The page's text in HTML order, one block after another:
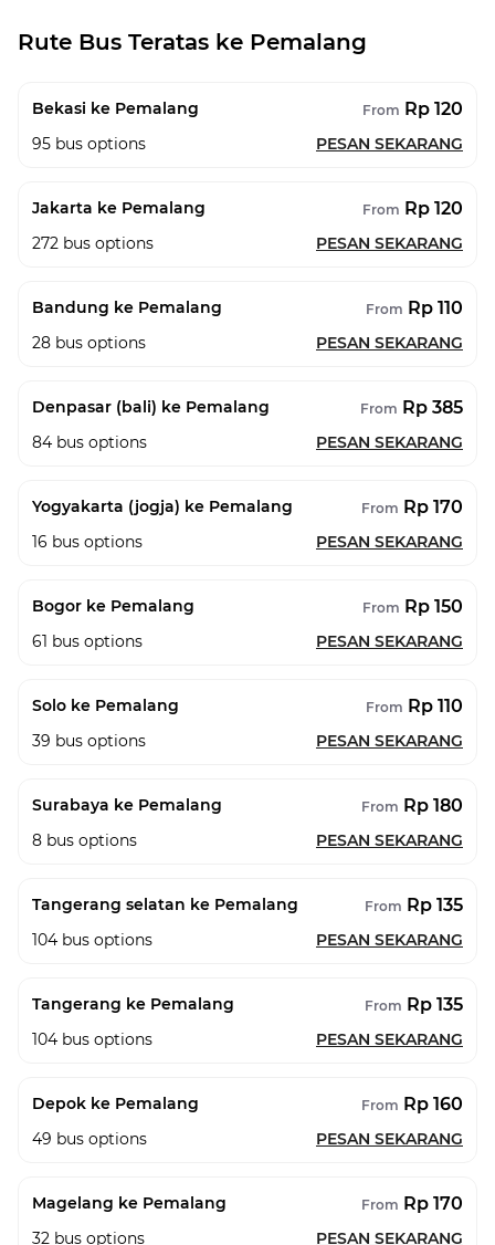
Rute Bus Teratas ke Pemalang
Bekasi ke Pemalang From Rp 120
95 bus options PESAN SEKARANG
Jakarta ke Pemalang From Rp 120
272 bus options PESAN SEKARANG
Bandung ke Pemalang From Rp 110
28 bus options PESAN SEKARANG
Denpasar (bali) ke Pemalang From Rp 385
84 bus options PESAN SEKARANG
Yogyakarta (jogja) ke Pemalang From Rp 170
16 bus options PESAN SEKARANG
Bogor ke Pemalang From Rp 150
61 bus options PESAN SEKARANG
Solo ke Pemalang From Rp 110
39 bus options PESAN SEKARANG
Surabaya ke Pemalang From Rp 180
8 bus options PESAN SEKARANG
Tangerang selatan ke Pemalang From Rp 135
104 bus options PESAN SEKARANG
Tangerang ke Pemalang From Rp 135
104 bus options PESAN SEKARANG
Depok ke Pemalang From Rp 160
49 bus options PESAN SEKARANG
Magelang ke Pemalang From Rp 170
32 bus options PESAN SEKARANG